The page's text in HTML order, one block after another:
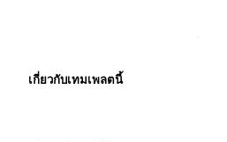
เกี่ยวกับเทมเพลตนี้